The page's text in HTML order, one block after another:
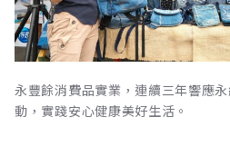
永豐餘消費品實業，連續三年響應
動，實踐安心健康美好生活。